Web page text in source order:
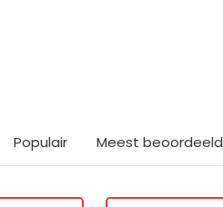
Populair Meest beoordeeld